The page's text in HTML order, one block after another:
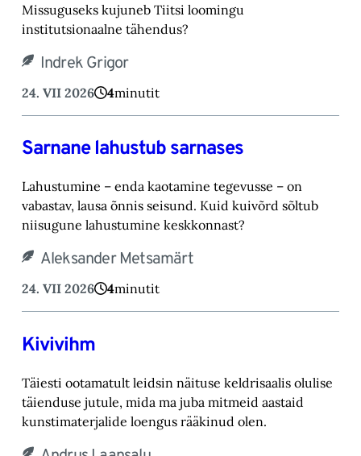
Missuguseks kujuneb Tiitsi loomingu
institutsionaalne tähendus?
Indrek Grigor
24. VII 2026 4minutit
Sarnane lahustub sarnases
Lahustumine – enda kaotamine tegevusse – on
vabastav, lausa õnnis seisund. Kuid kuivõrd sõltub
niisugune lahustumine keskkonnast?
Aleksander Metsamärt
24. VII 2026 4minutit
Kivivihm
Täiesti ootamatult leidsin näituse keldrisaalis olulise
täienduse jutule, mida ma juba mitmeid aastaid
kunstimaterjalide loengus rääkinud olen.